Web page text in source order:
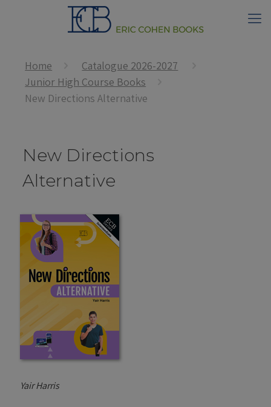
Home
Catalogue 2026-2027
Junior High Course Books
New Directions Alternative
New Directions
Alternative
Yair Harris